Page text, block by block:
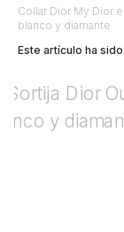
Collar Dior My Dior
blanco y diamante
Este artículo ha